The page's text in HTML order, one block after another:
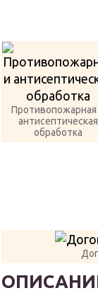
Противопожарная
антисептическая
обработка